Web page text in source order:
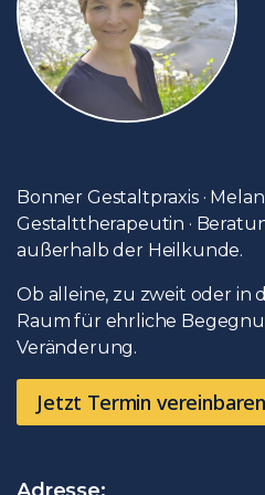
Bonner Gestaltpraxis ·
Gestalttherapeutin ·
außerhalb der Heilkunde.
Ob alleine, zu zweit oder in
Raum für ehrliche
Veränderung.
Jetzt Termin vereinbaren